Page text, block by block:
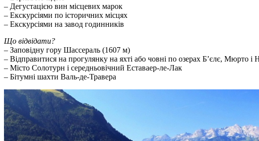
– Дегустацією вин місцевих марок
– Екскурсіями по історичних місцях
– Екскурсіями на завод годинників
Що відвідати?
– Заповідну гору Шассераль (1607 м)
– Відправитися на прогулянку на яхті або човні по озерах Б’єлє, Мюрто і
– Місто Солотурн і середньовічний Еставаер-ле-Лак
– Бітумні шахти Валь-де-Травера